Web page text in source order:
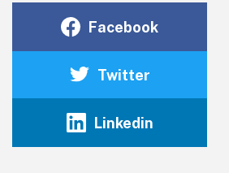
Facebook
Twitter
Linkedin